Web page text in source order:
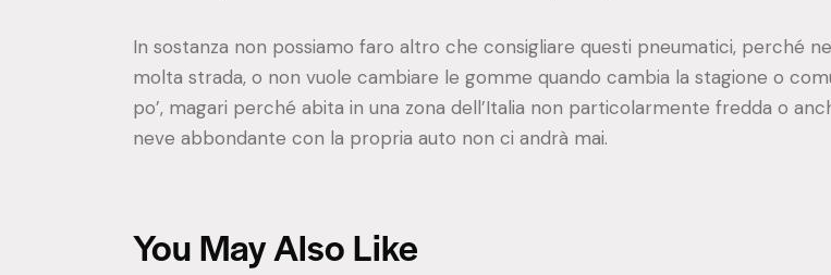
In sostanza non possiamo faro altro che consigliare questi pneumatici, perché
molta strada, o non vuole cambiare le gomme quando cambia la stagione o
po’, magari perché abita in una zona dell’Italia non particolarmente fredda o
neve abbondante con la propria auto non ci andrà mai.
You May Also Like